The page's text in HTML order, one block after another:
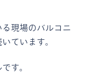
現場のバルコニ
ています。
す。